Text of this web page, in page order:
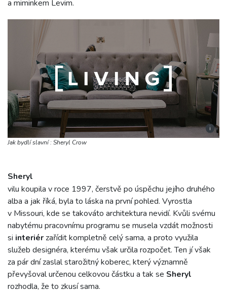
a miminkem Levim.
i
Jak bydlí slavní : Sheryl Crow
Sheryl
vilu koupila v roce 1997, čerstvě po úspěchu jejího druhého
alba a jak říká, byla to láska na první pohled. Vyrostla
v Missouri, kde se takováto architektura nevidí. Kvůli svému
nabytému pracovnímu programu se musela vzdát možnosti
si interiérzařídit kompletně celý sama, a proto využila
služeb designéra, kterému však určila rozpočet. Ten jí však
za pár dní zaslal starožitný koberec, který významně
převyšoval určenou celkovou částku a tak se Sheryl
rozhodla, že to zkusí sama.